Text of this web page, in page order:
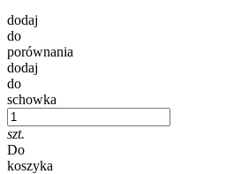
dodaj
do
porównania
dodaj
do
schowka
szt.
Do
koszyka